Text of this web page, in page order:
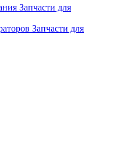
Запчасти для
Запчасти для